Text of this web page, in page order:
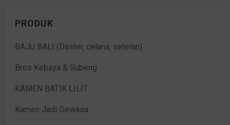
PRODUK
BAJU BALI (Daster, celana, setelan)
Bros Kebaya & Subeng
KAMEN BATIK LILIT
Kamen Jadi Dewasa